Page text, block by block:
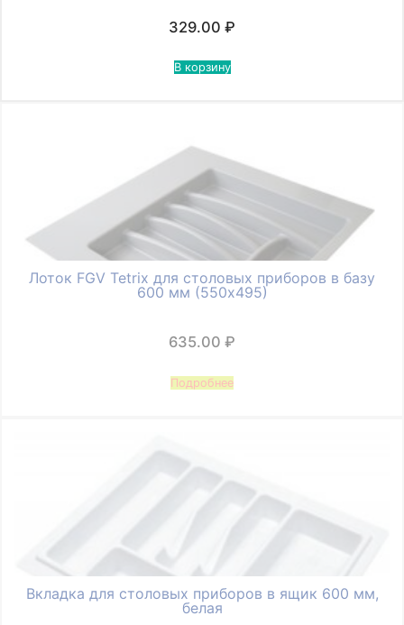
329.00 ₽
В корзину
Лоток FGV Tetrix для столовых приборов в базу
600 мм (550х495)
635.00 ₽
Подробнее
Вкладка для столовых приборов в ящик 600 мм,
белая